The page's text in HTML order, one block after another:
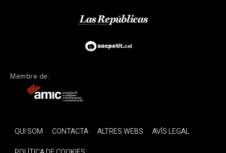
Membre de:
QUI SOM CONTACTA ALTRES WEBS
AVÍS LEGAL